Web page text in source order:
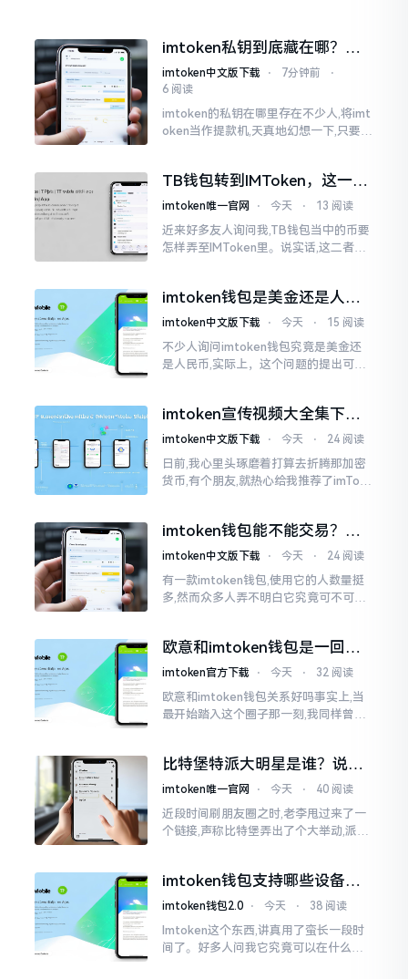
imtoken私钥到底藏在哪？别
慌，找对地方才安心
imtoken中文版下载 ⋅ 7分钟前
⋅
6 阅读
imtoken的私钥在哪里存在不少人,将imt
oken当作提款机,天真地幻想一下,只要把
TB钱包转到IMToken，这一步
别走错
imtoken唯一官网 ⋅ 今天 ⋅ 13 阅读
近来好多友人询问我,TB钱包当中的币要
怎样弄至IMToken里。说实话,这二者皆
就迷糊了
imtoken钱包是美金还是人民
币？其实它是个“多面手”
imtoken中文版下载 ⋅ 今天 ⋅ 15 阅读
不少人询问imtoken钱包究竟是美金还
是人民币,实际上，这个问题的提出可谓
一个“钱包”而已
imtoken宣传视频大全集下
载，新手看完就懂怎么用
imtoken中文版下载 ⋅ 今天 ⋅ 24 阅读
日前,我心里头琢磨着打算去折腾那加密
货币,有个朋友,就热心给我推荐了imTok
imtoken钱包能不能交易？一
文说清楚
imtoken中文版下载 ⋅ 今天 ⋅ 24 阅读
有一款imtoken钱包,使用它的人数量挺
多,然而众多人弄不明白它究竟可不可以
存钱罐与菜市场那般
欧意和imtoken钱包是一回事
吗？搞清楚了再装钱包
imtoken官方下载 ⋅ 今天 ⋅ 32 阅读
欧意和imtoken钱包关系好吗事实上,当
最开始踏入这个圈子那一刻,我同样曾因
推移才逐渐明晰
比特堡特派大明星是谁？说实
话，我真没搞明白
imtoken唯一官网 ⋅ 今天 ⋅ 40 阅读
近段时间刷朋友圈之时,老李甩过来了一
个链接,声称比特堡弄出了个大举动,派遣
磅”、“首发”、“独家”
imtoken钱包支持哪些设备？
手机电脑都能用
imtoken钱包2.0 ⋅ 今天 ⋅ 38 阅读
Imtoken这个东西,讲真用了蛮长一段时
间了。好多人问我它究竟可以在什么设